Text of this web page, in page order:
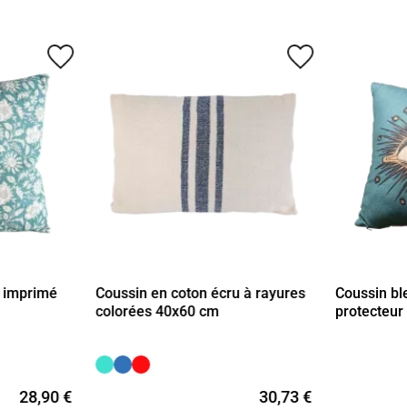
imprimé
28,90 €
favorite_border
Coussin en coton écru à rayures
colorées 40x60 cm
30,73 €
favorite_border
Coussin
protecteur